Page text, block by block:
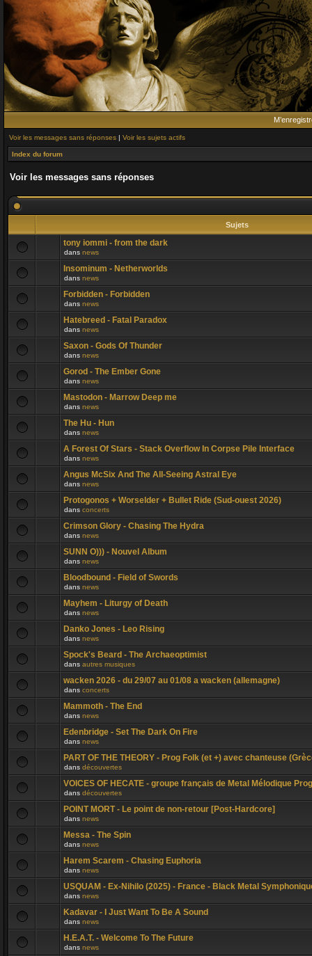
Voir les messages sans réponses | Voir les sujets actifs
Index du forum
Voir les messages sans réponses
Sujets
tony iommi - from the dark
dans news
Insominum - Netherworlds
dans news
Forbidden - Forbidden
dans news
Hatebreed - Fatal Paradox
dans news
Saxon - Gods Of Thunder
dans news
Gorod - The Ember Gone
dans news
Mastodon - Marrow Deep me
dans news
The Hu - Hun
dans news
A Forest Of Stars - Stack Overflow In Corpse Pile Interface
dans news
Angus McSix And The All-Seeing Astral Eye
dans news
Protogonos + Worselder + Bullet Ride (Sud-ouest 2026)
dans concerts
Crimson Glory - Chasing The Hydra
dans news
SUNN O))) - Nouvel Album
dans news
Bloodbound - Field of Swords
dans news
Mayhem - Liturgy of Death
dans news
Danko Jones - Leo Rising
dans news
Spock's Beard - The Archaeoptimist
dans autres musiques
wacken 2026 - du 29/07 au 01/08 a wacken (allemagne)
dans concerts
Mammoth - The End
dans news
Edenbridge - Set The Dark On Fire
dans news
PART OF THE THEORY - Prog Folk (et +) avec chanteuse
dans découvertes
VOICES OF HECATE - groupe français de Metal Mélodique Prog
dans découvertes
POINT MORT - Le point de non-retour [Post-Hardcore]
dans news
Messa - The Spin
dans news
Harem Scarem - Chasing Euphoria
dans news
USQUAM - Ex-Nihilo (2025) - France - Black Metal
dans news
Kadavar - I Just Want To Be A Sound
dans news
H.E.A.T. - Welcome To The Future
dans news